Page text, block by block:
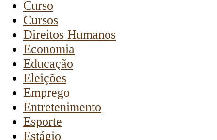
Curso
Cursos
Direitos Humanos
Economia
Educação
Eleições
Emprego
Entretenimento
Esporte
Estágio